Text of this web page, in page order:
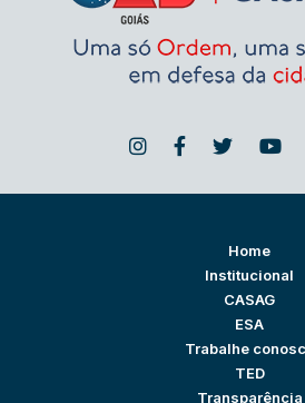
Home
Institucional
CASAG
ESA
Trabalhe
TED
Transparência